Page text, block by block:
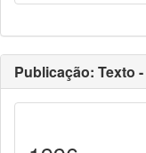
Publicação: Texto